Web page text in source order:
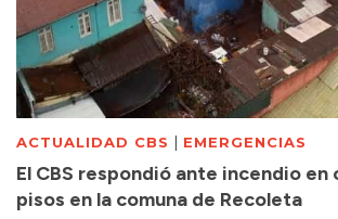
ACTUALIDAD CBS | EMERGENCIAS
El CBS respondió ante incendio en
pisos en la comuna de Recoleta